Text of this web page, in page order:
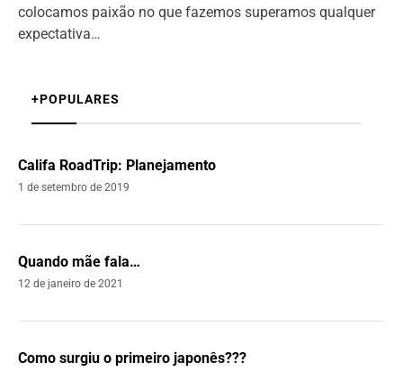
colocamos paixão no que fazemos superamos qualquer
expectativa…
+POPULARES
Califa RoadTrip: Planejamento
1 de setembro de 2019
Quando mãe fala…
12 de janeiro de 2021
Como surgiu o primeiro japonês???